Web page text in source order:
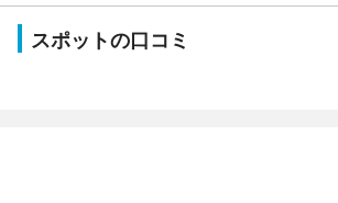
スポットの口コミ